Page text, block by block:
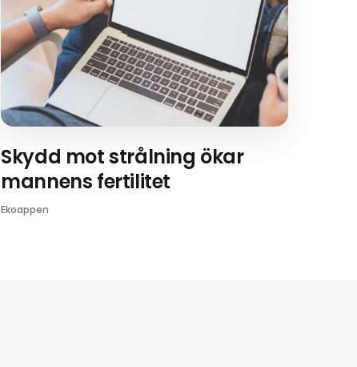
Skydd mot strålning ökar
mannens fertilitet
Ekoappen